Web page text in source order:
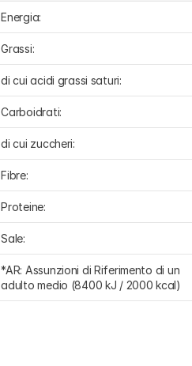
Energia:
Grassi:
di cui acidi grassi saturi:
Carboidrati:
di cui zuccheri:
Fibre:
Proteine:
Sale:
*AR: Assunzioni di Riferimento di un
adulto medio (8400 kJ / 2000 kcal)